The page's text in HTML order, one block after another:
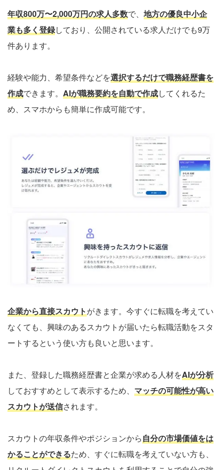
年収800万〜2,000万円の求人多数で、 地方の優良中小企
業も多く登録しており、公開されている求人だけでも9万
件あります。
経験や能力、希望条件などを選択するだけで職務経歴書を
作成できます。 AIが職務要約を自動で作成してくれるた
め、スマホからも簡単に作成可能です。
企業から直接スカウトがきます。今すぐに転職を考えてい
なくても、興味のあるスカウトが届いたら転職活動をスタ
ートするという使い方も良いと思います。
また、登録した職務経歴書と企業が求める人材をAIが分析
しておすすめとして表示するため、 マッチの可能性が高い
スカウトが送信されます。
スカウトの年収条件やポジションから自分の市場価値をは
かることができるため、すぐに転職を考えていない方も、